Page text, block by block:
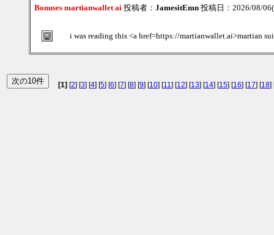
Bonuses martianwallet ai 投稿者： JamesitEmn 投稿日：2026/08/
i was reading this <a href=https://martianwallet.ai>martian
[1] [2] [3] [4] [5] [6] [7] [8] [9] [10] [11] [12] [13] [14] [15] [16] [17] [18]